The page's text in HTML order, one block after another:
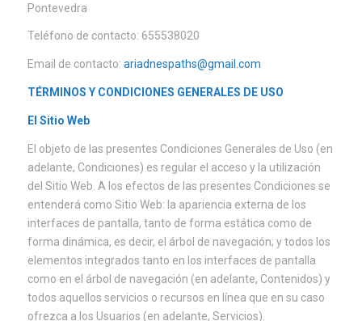
Pontevedra
Teléfono de contacto: 655538020
Email de contacto: ariadnespaths@gmail.com
TÉRMINOS Y CONDICIONES GENERALES DE USO
El Sitio Web
El objeto de las presentes Condiciones Generales de Uso (en
adelante, Condiciones) es regular el acceso y la utilización
del Sitio Web. A los efectos de las presentes Condiciones se
entenderá como Sitio Web: la apariencia externa de los
interfaces de pantalla, tanto de forma estática como de
forma dinámica, es decir, el árbol de navegación; y todos los
elementos integrados tanto en los interfaces de pantalla
como en el árbol de navegación (en adelante, Contenidos) y
todos aquellos servicios o recursos en línea que en su caso
ofrezca a los Usuarios (en adelante, Servicios).